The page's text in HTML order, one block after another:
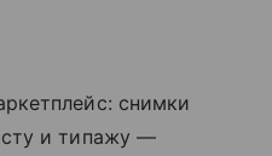
снимки
и типажу —